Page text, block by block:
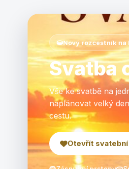
Nový rozcestník na
Svatba
Vše ke svatbě na
naplánovat velký
cestu.
Otevřít